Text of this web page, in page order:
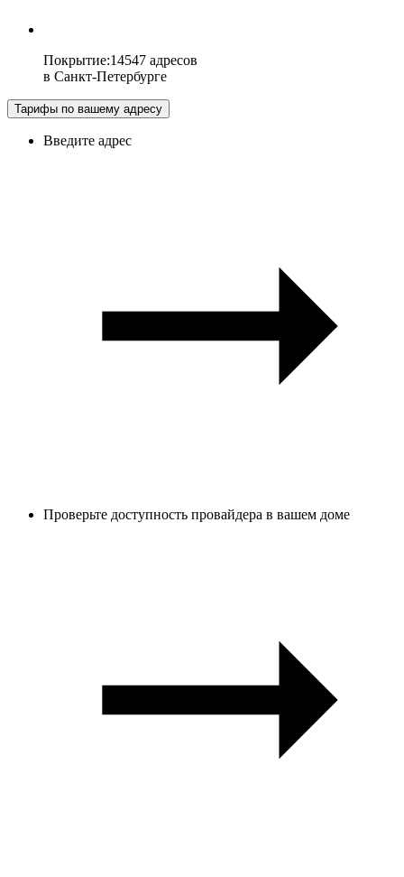
Покрытие:14547 адресов
в Санкт-Петербурге
Тарифы по вашему адресу
Введите адрес
Проверьте доступность провайдера в вашем доме